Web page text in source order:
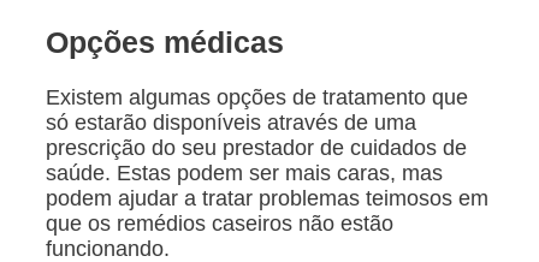
Opções médicas
Existem algumas opções de tratamento que
só estarão disponíveis através de uma
prescrição do seu prestador de cuidados de
saúde. Estas podem ser mais caras, mas
podem ajudar a tratar problemas teimosos em
que os remédios caseiros não estão
funcionando.